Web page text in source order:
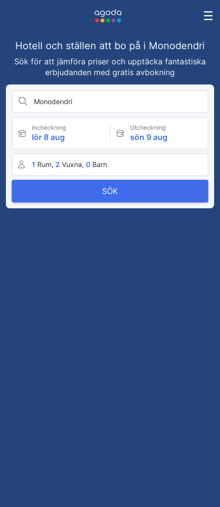
Hotell och ställen att bo på i Monodendri
Sök för att jämföra priser och upptäcka fantastiska
erbjudanden med gratis avbokning
Monodendri
Incheckning
lör 8 aug
Utcheckning
sön 9 aug
1 Rum, 2 Vuxna, 0 Barn
SÖK